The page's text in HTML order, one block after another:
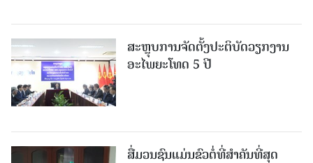
ສະຫຼຸບການຈັດຕັ້ງປະຕິບັດວຽກງານ
ອະໄພຍະໂທດ 5 ປີ
ສື່ມວນຊົນແມ່ນຂົວຕໍ່ທີ່ສໍາຄັນທີ່ສຸດ